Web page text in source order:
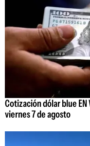
Cotización dólar blue EN
viernes 7 de agosto